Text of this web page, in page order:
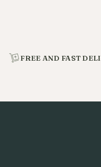
FREE AND FAST